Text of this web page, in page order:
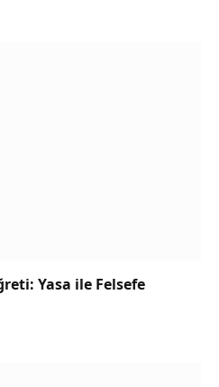
Yasa ile Felsefe